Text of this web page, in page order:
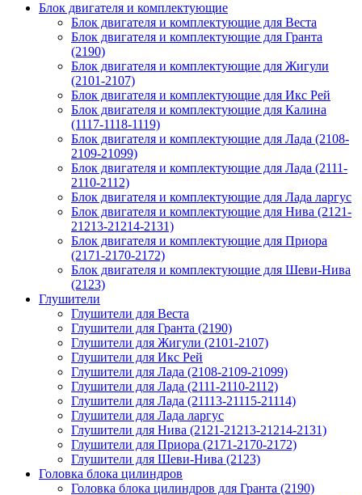
Блок двигателя и комплектующие
Блок двигателя и комплектующие для Веста
Блок двигателя и комплектующие для Гранта
(2190)
Блок двигателя и комплектующие для Жигули
(2101-2107)
Блок двигателя и комплектующие для Икс Рей
Блок двигателя и комплектующие для Калина
(1117-1118-1119)
Блок двигателя и комплектующие для Лада (2108-
2109-21099)
Блок двигателя и комплектующие для Лада (2111-
2110-2112)
Блок двигателя и комплектующие для Лада ларгус
Блок двигателя и комплектующие для Нива (2121-
21213-21214-2131)
Блок двигателя и комплектующие для Приора
(2171-2170-2172)
Блок двигателя и комплектующие для Шеви-Нива
(2123)
Глушители
Глушители для Веста
Глушители для Гранта (2190)
Глушители для Жигули (2101-2107)
Глушители для Икс Рей
Глушители для Лада (2108-2109-21099)
Глушители для Лада (2111-2110-2112)
Глушители для Лада (21113-21115-21114)
Глушители для Лада ларгус
Глушители для Нива (2121-21213-21214-2131)
Глушители для Приора (2171-2170-2172)
Глушители для Шеви-Нива (2123)
Головка блока цилиндров
Головка блока цилиндров для Гранта (2190)